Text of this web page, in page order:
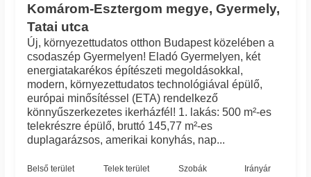
Komárom-Esztergom megye, Gyermely,
Tatai utca
Új, környezettudatos otthon Budapest közelében a
csodaszép Gyermelyen! Eladó Gyermelyen, két
energiatakarékos építészeti megoldásokkal,
modern, környezettudatos technológiával épülő,
európai minősítéssel (ETA) rendelkező
könnyűszerkezetes ikerházfél! 1. lakás: 500 m²-es
telekrészre épülő, bruttó 145,77 m²-es
duplagarázsos, amerikai konyhás, nap...
Belső terület Telek terület Szobák Irányár